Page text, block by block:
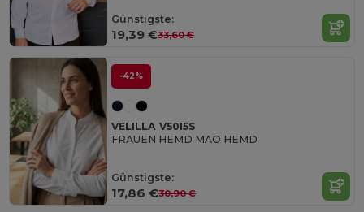
Günstigste:
19,39 €33,60 €
-42%
VELILLA V5015S
FRAUEN HEMD MAO HEMD
Günstigste:
17,86 €30,90 €